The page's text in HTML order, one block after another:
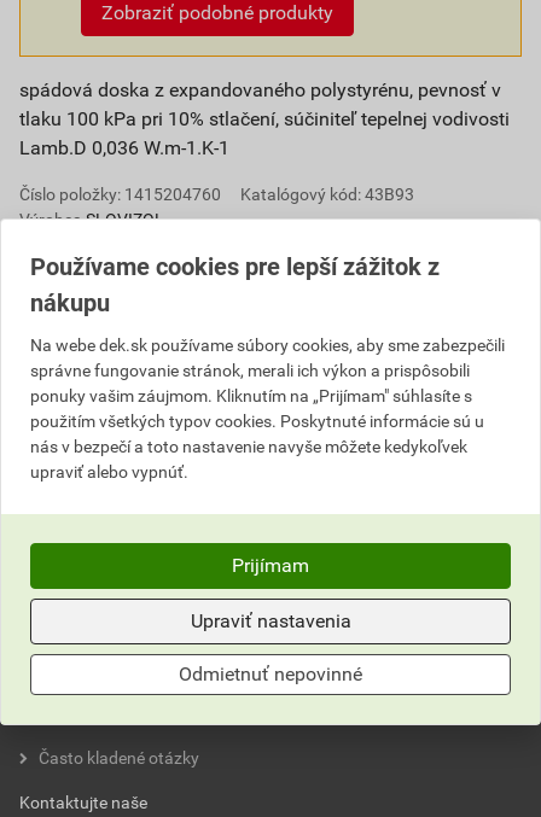
Zobraziť podobné produkty
spádová doska z expandovaného polystyrénu, pevnosť v
tlaku 100 kPa pri 10% stlačení, súčiniteľ tepelnej vodivosti
Lamb.D 0,036 W.m-1.K-1
Číslo položky: 1415204760
Katalógový kód: 43B93
VýrobcaSLOVIZOL
súčiniteľ tepelnej vodivosti 0,036 W.m-1.K-1
pevnosť v tlaku pri 10%
stlačení
100 kPa
Hodnotenie
0,0
hodnotilo 0 užívateľov
Často kladené otázky
Kontaktujte naše
Používame cookies pre lepší zážitok z
nákupu
Na webe dek.sk používame súbory cookies, aby sme zabezpečili
správne fungovanie stránok, merali ich výkon a prispôsobili
ponuky vašim záujmom. Kliknutím na „Prijímam" súhlasíte s
použitím všetkých typov cookies. Poskytnuté informácie sú u
nás v bezpečí a toto nastavenie navyše môžete kedykoľvek
upraviť alebo vypnúť.
Prijímam
Upraviť nastavenia
Odmietnuť nepovinné